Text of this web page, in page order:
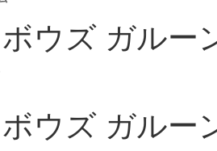
ウズ ガルー
ウズ ガルー